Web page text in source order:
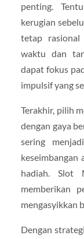
penting.
kerugian
tetap rasional
waktu dan
dapat fokus
impulsif yang
Terakhir, pilih
dengan gaya
sering
keseimbangan
hadiah. Slot
memberikan
mengasyikkan
Dengan